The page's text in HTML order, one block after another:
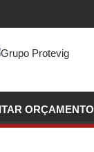
ORÇAMENTO